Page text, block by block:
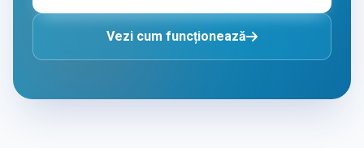
Vezi cum funcționează